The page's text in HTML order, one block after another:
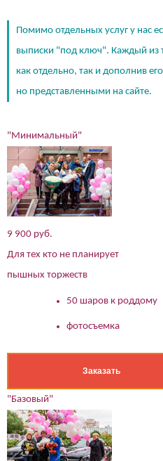
Помимо отдельных услуг у нас
выписки "под ключ". Каждый из
как отдельно, так и дополнив
но представленными на сайте.
"Минимальный"
9 900 руб.
Для тех кто не планирует
пышных торжеств
50 шаров к роддому
фотосъемка
Заказать
"Базовый"